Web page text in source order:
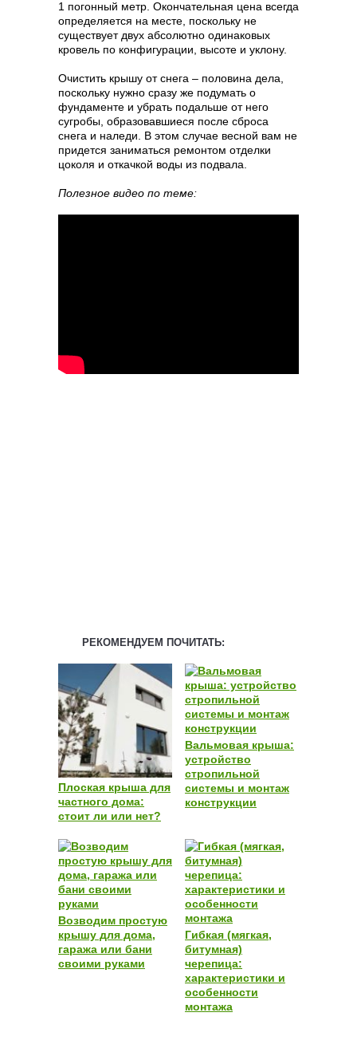
1 погонный метр. Окончательная цена всегда
определяется на месте, поскольку не
существует двух абсолютно одинаковых
кровель по конфигурации, высоте и уклону.
Очистить крышу от снега – половина дела,
поскольку нужно сразу же подумать о
фундаменте и убрать подальше от него
сугробы, образовавшиеся после сброса
снега и наледи. В этом случае весной вам не
придется заниматься ремонтом отделки
цоколя и откачкой воды из подвала.
Полезное видео по теме:
РЕКОМЕНДУЕМ ПОЧИТАТЬ:
Плоская крыша для
частного дома:
стоит ли или нет?
Вальмовая крыша:
устройство
стропильной
системы и монтаж
конструкции
Возводим простую
крышу для дома,
гаража или бани
своими руками
Гибкая (мягкая,
битумная)
черепица:
характеристики и
особенности
монтажа